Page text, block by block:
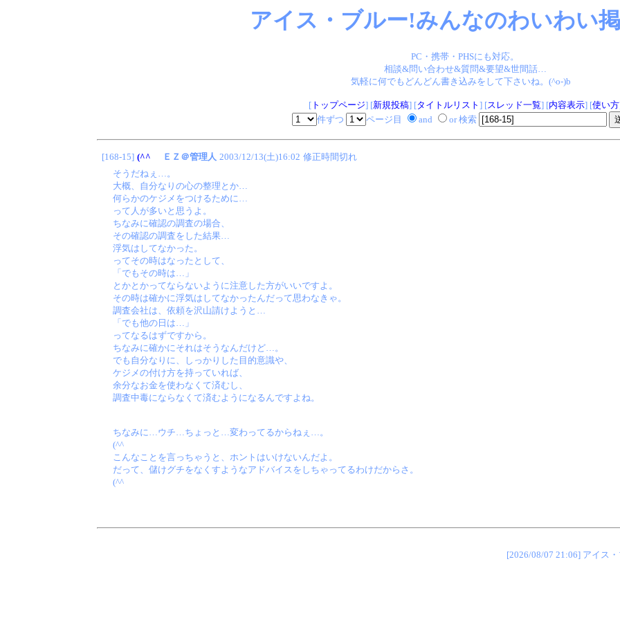
アイス・ブルー!みんなのわいわい
PC・携帯・PHSにも対応。
相談&問い合わせ&質問&要望&世間話…
気軽に何でもどんどん書き込みをして下さいね。(^o-)b
[トップページ] [新規投稿] [タイトルリスト ] [スレッド一覧] [内容表示] [使い方
件ずつ
ページ目 and or 検索
[168-15] (^^ゞ ＥＺ＠管理人 2003/12/13(土)16:02 修正時間切れ
そうだねぇ…。
大概、自分なりの心の整理とか…
何らかのケジメをつけるために…
って人が多いと思うよ。
ちなみに確認の調査の場合、
その確認の調査をした結果…
浮気はしてなかった。
ってその時はなったとして、
「でもその時は…」
とかとかってならないように注意した方がいいですよ。
その時は確かに浮気はしてなかったんだって思わなきゃ。
調査会社は、依頼を沢山請けようと…
「でも他の日は…」
ってなるはずですから。
ちなみに確かにそれはそうなんだけど…。
でも自分なりに、しっかりした目的意識や、
ケジメの付け方を持っていれば、
余分なお金を使わなくて済むし、
調査中毒にならなくて済むようになるんですよね。
ちなみに…ウチ…ちょっと…変わってるからねぇ…。
(^^ゞ
こんなことを言っちゃうと、ホントはいけないんだよ。
だって、儲けグチをなくすようなアドバイスをしちゃってるわけだからさ。
(^^ゞ
[2026/08/07 21:06] アイス